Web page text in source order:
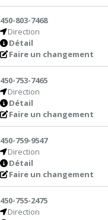
450-803-7468
Direction
Détail
Faire un changement
450-753-7465
Direction
Détail
Faire un changement
450-759-9547
Direction
Détail
Faire un changement
450-755-2475
Direction